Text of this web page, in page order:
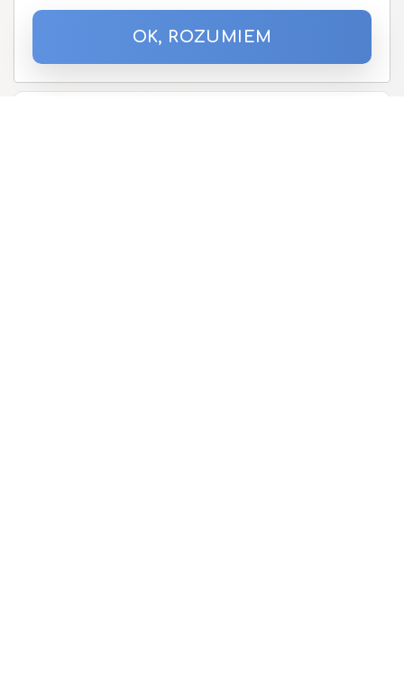
Zapisz się do Newslettera
Podaj proszę adres email
OK, ROZUMIEM